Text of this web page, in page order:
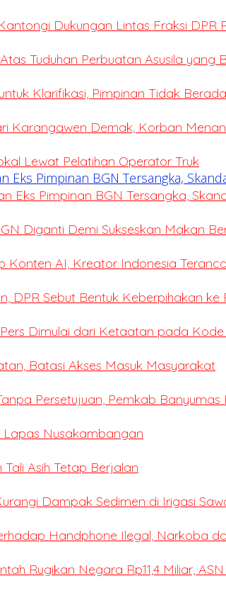
Dukungan Lintas Fraksi DPR
Tuduhan Perbuatan Asusila yang
Klarifikasi, Pimpinan Tidak
Karangawen Demak, Korban
Lewat Pelatihan Operator Truk
Eks Pimpinan BGN Tersangka,
Diganti Demi Sukseskan Makan
Konten AI, Kreator Indonesia
DPR Sebut Bentuk Keberpihakan ke
Pers Dimulai dari Ketaatan pada
Batasi Akses Masuk Masyarakat
Persetujuan, Pemkab
Nusakambangan
Asih Tetap Berjalan
Dampak Sedimen di Irigasi
Handphone Ilegal, Narkoba
Rugikan Negara Rp11,4 Miliar,